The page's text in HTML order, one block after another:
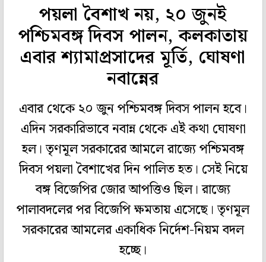
পয়লা বৈশাখ নয়, ২০ জুনই
পশ্চিমবঙ্গ দিবস পালন, কলকাতায়
এবার শ্যামাপ্রসাদের মূর্তি, ঘোষণা
নবান্নের
এবার থেকে ২০ জুন পশ্চিমবঙ্গ দিবস পালন হবে।
এদিন সরকারিভাবে নবান্ন থেকে এই কথা ঘোষণা
হল। তৃণমূল সরকারের আমলে রাজ্যে পশ্চিমবঙ্গ
দিবস পয়লা বৈশাখের দিন পালিত হত। সেই নিয়ে
বঙ্গ বিজেপির জোর আপত্তিও ছিল। রাজ্যে
পালাবদলের পর বিজেপি ক্ষমতায় এসেছে। তৃণমূল
সরকারের আমলের একাধিক নির্দেশ-নিয়ম বদল
হচ্ছে।